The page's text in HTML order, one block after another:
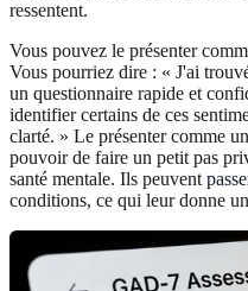
ressentent.
Vous pouvez le présenter
Vous pourriez dire : « J'ai
un questionnaire rapide et
identifier certains de ces
clarté. » Le présenter comme un
pouvoir de faire un petit pas
santé mentale. Ils peuvent
conditions, ce qui leur donne